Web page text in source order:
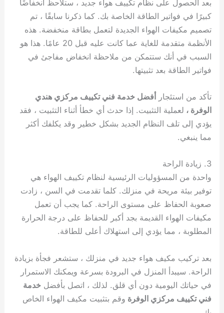
بعد الحصول على نظام تكييف هواء جديد ، ستلاحظ انخفاضًا
كبيرًا في فواتير الطاقة الخاصة بك. كما ذكرنا سابقًا ، تم
تصميم مكيفات الهواء الجديدة لتعمل بطاقة منخفضة. هذه
الأنظمة متقدمة للغاية عما كانت عليه قبل 20 عامًا. هذا هو
السبب في أنك ستتمكن من ملاحظة انخفاض مفاجئ في
فواتير الطاقة بعد تثبيتها.
تأكد من استئجار أفضل خدمة فني تكييف مركزي هندي
الوفرة ، لعملية التثبيت. إذا حدث أي خطأ أثناء التثبيت ، فقد
يؤدي إلى تلف النظام الجديد بشكل خطير وقد يكلفك أكثر
مما ينبغي.
3. زيادة الراحة
واحدة من المسؤوليات الرئيسية لنظام تكييف الهواء هي
توفير بيئة مريحة في منزلك. كلما تقدمت في السن ، زادت
صعوبة الحفاظ على مستوى الراحة. كما يجب أن تعمل
مكيفات الهواء القديمة بجد أكبر للحفاظ على درجة الحرارة
المطلوبة ، مما يؤدي إلى استهلاك أعلى للطاقة.
بعد تركيب مكيف هواء جديد في منزلك ، ستشعر فجأة بزيادة
الراحة. سيبدأ المنزل في البرودة بسرعة ويمكنك الاستمرار
في حياتك اليومية دون أي قلق. لذلك ، اتصل بأفضلخدمة
فني تكييف مركزي الوفرة وقم بتثبيت مكيف الهواء الخاص